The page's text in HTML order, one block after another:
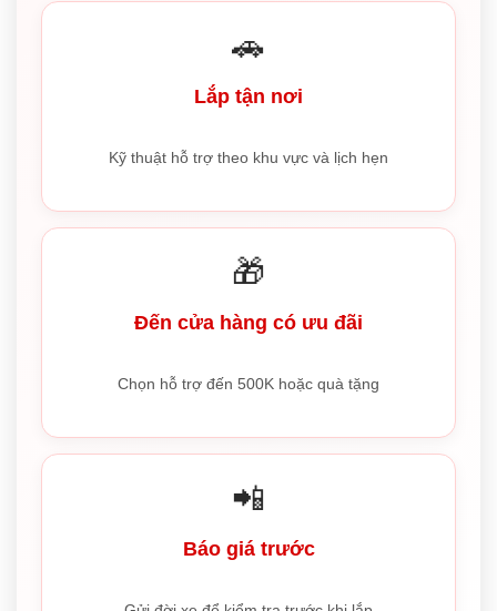
🚗
Lắp tận nơi
Kỹ thuật hỗ trợ theo khu vực và lịch hẹn
🎁
Đến cửa hàng có ưu đãi
Chọn hỗ trợ đến 500K hoặc quà tặng
📲
Báo giá trước